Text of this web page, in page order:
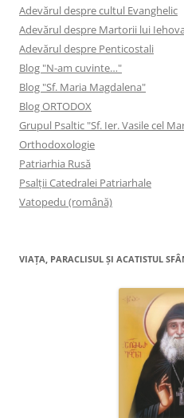
Adevărul despre cultul Evanghelic
Adevărul despre Martorii lui Iehova
Adevărul despre Penticostali
Blog "N-am cuvinte…"
Blog "Sf. Maria Magdalena"
Blog ORTODOX
Grupul Psaltic "Sf. Ier. Vasile cel
Orthodoxologie
Patriarhia Rusă
Psalţii Catedralei Patriarhale
Vatopedu (română)
VIAŢA, PARACLISUL ŞI ACATISTUL